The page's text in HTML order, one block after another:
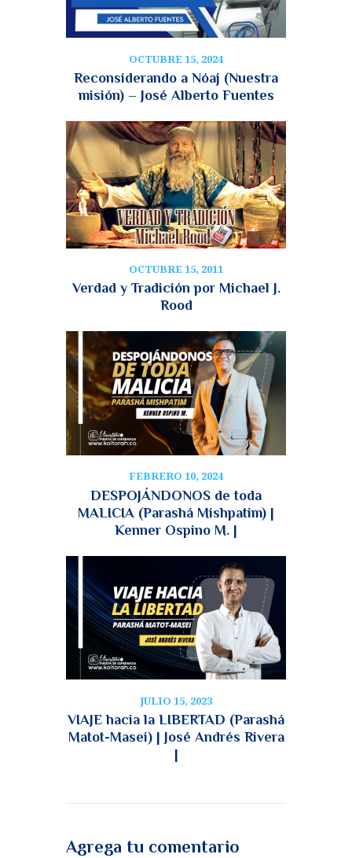
OCTUBRE 15, 2024
Reconsiderando a Nóaj (Nuestra
misión) – José Alberto Fuentes
OCTUBRE 15, 2011
Verdad y Tradición por Michael J.
Rood
FEBRERO 10, 2024
DESPOJÁNDONOS de toda
MALICIA (Parashá Mishpatim) |
Kenner Ospino M. |
JULIO 15, 2023
VIAJE hacia la LIBERTAD (Parashá
Matot-Masei) | José Andrés Rivera
|
Agrega tu comentario